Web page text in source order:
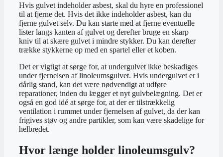
Hvis gulvet indeholder asbest, skal du hyre en professionel
til at fjerne det. Hvis det ikke indeholder asbest, kan du
fjerne gulvet selv. Du kan starte med at fjerne eventuelle
lister langs kanten af ​​gulvet og derefter bruge en skarp
kniv til at skære gulvet i mindre stykker. Du kan derefter
trække stykkerne op med en spartel eller et koben.
Det er vigtigt at sørge for, at undergulvet ikke beskadiges
under fjernelsen af ​​linoleumsgulvet. Hvis undergulvet er i
dårlig stand, kan det være nødvendigt at udføre
reparationer, inden du lægger et nyt gulvbelægning. Det er
også en god idé at sørge for, at der er tilstrækkelig
ventilation i rummet under fjernelsen af ​​gulvet, da der kan
frigives støv og andre partikler, som kan være skadelige for
helbredet.
Hvor længe holder linoleumsgulv?